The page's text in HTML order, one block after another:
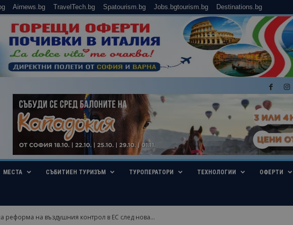
Airnews.bg TravelTech.bg Spatourism.bg Jobs.bgtourism.bg Destinations.bg
МЕСТА СЪБИТИЕН ТУРИЗЪМ ТУРОПЕРАТОРИ ТЕХНОЛОГИИ ОФЕРТИ
реформа на въздушния контрол в ЕС след нова...